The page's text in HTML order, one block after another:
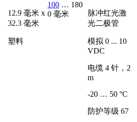
12.9 毫米 x
32.3 毫米
塑料
100 … 180
0 毫米
脉冲红光激
光二极管
模拟 0 ... 10
VDC
电缆 4 针，2
m
-20 … 50 °C
防护等级 67